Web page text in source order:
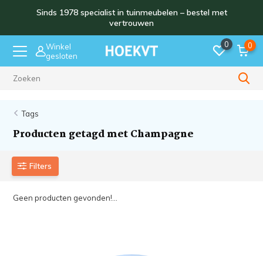
Sinds 1978 specialist in tuinmeubelen – bestel met
vertrouwen
Winkel
gesloten
0 0
Tags
Producten getagd met Champagne
Filters
Geen producten gevonden!...